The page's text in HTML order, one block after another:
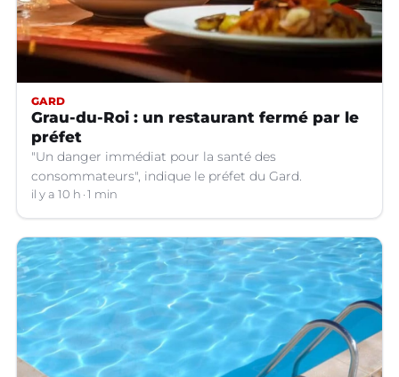
GARD
Grau-du-Roi : un restaurant fermé par le
préfet
"Un danger immédiat pour la santé des
consommateurs", indique le préfet du Gard.
il y a 10 h 1 min